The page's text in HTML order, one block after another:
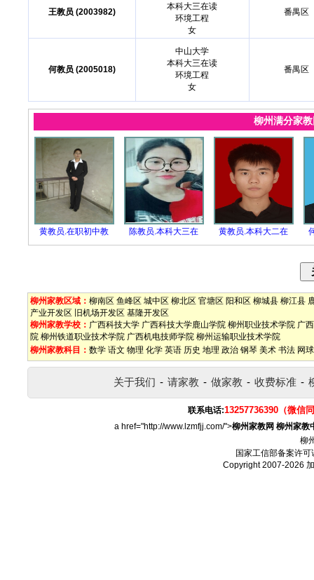
王教员 (2003982)
本科大三在读
环境工程
女
番禺区
何教员 (2005018)
中山大学
本科大三在读
环境工程
女
番禺区
柳州满分家
黄教员.在职初中教 陈教员.本科大三在 黄教员.本科大二在
柳州家教区域： 柳南区 鱼峰区 城中区 柳北区 官塘区 阳和区 柳城县 柳江县
产业开发区
旧机场开发区 基隆开发区
柳州家教学校： 广西科技大学 广西科技大学鹿山学院 柳州职业技术学院 广
院 柳州铁道职业技术学院 广西机电技师学院 柳州运输职业技术学院
柳州家教科目： 数学 语文 物理 化学 英语 历史 地理 政治 钢琴 美术 书法 网球
关于我们 - 请家教 - 做家教 - 收费标准 -
联系电话:13257736390（微信
a href="http://www.lzmfjj.com/">柳州家教网 柳州家教
柳
国家工信部备案许可
Copyright 2007-2026